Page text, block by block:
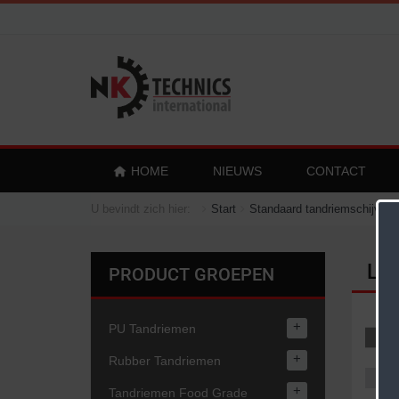
HOME NIEUWS CONTACT
U bevindt zich hier: Start Standaard tandriemschijven
L
PRODUCT GROEPEN
PU Tandriemen +
Rubber Tandriemen +
Tandriemen Food Grade +